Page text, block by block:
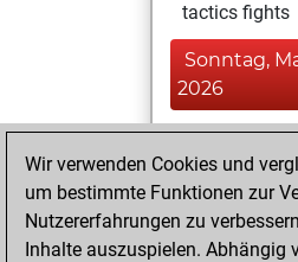
tactics fights
Sonntag,
2026
You
bullet games
You
=0 -1 in bullet
Wir verwenden Cookies und
um bestimmte Funktionen zur
Nutzererfahrungen zu
Inhalte auszuspielen. Abhängig